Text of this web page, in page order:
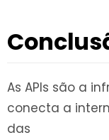
As APIs são a
conecta a
das